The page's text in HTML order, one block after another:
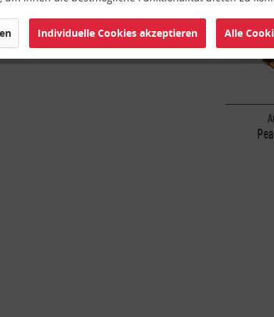
Individuelle Cookies akzeptieren Alle